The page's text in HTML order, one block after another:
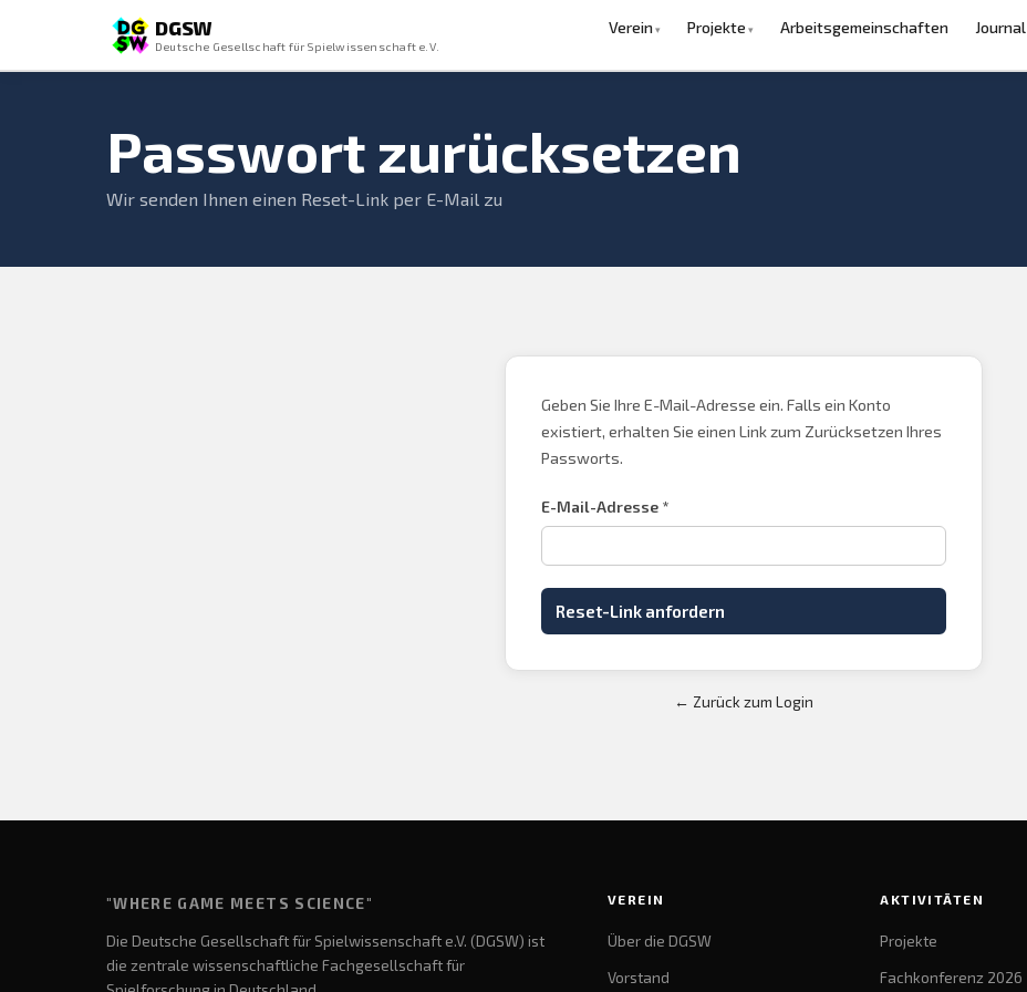
DGSW
Deutsche Gesellschaft für Spielwissenschaft e.V.
Verein Projekte Arbeitsgemeinschaften Journal
Passwort zurücksetzen
Wir senden Ihnen einen Reset-Link per E-Mail zu
Geben Sie Ihre E-Mail-Adresse ein. Falls ein Konto
existiert, erhalten Sie einen Link zum Zurücksetzen Ihres
Passworts.
E-Mail-Adresse *
Reset-Link anfordern
← Zurück zum Login
"WHERE GAME MEETS SCIENCE"
Die Deutsche Gesellschaft für Spielwissenschaft e.V. (DGSW) ist
die zentrale wissenschaftliche Fachgesellschaft für
VEREIN
Über die DGSW
Vorstand
AKTIVITÄTEN
Projekte
Fachkonferenz 2026